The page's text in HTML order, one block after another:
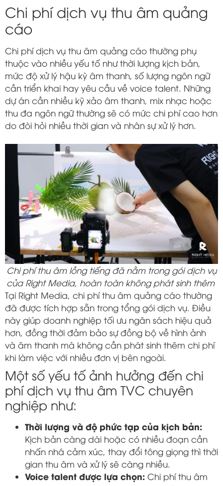
Chi phí dịch vụ thu âm quảng
cáo
Chi phí dịch vụ thu âm quảng cáo thường phụ
thuộc vào nhiều yếu tố như thời lượng kịch bản,
mức độ xử lý hậu kỳ âm thanh, số lượng ngôn ngữ
cần triển khai hay yêu cầu về voice talent. Những
dự án cần nhiều kỹ xảo âm thanh, mix nhạc hoặc
thu đa ngôn ngữ thường sẽ có mức chi phí cao hơn
do đòi hỏi nhiều thời gian và nhân sự xử lý hơn.
Chi phí thu âm lồng tiếng đã nằm trong gói dịch vụ
của Right Media, hoàn toàn không phát sinh thêm
Tại Right Media, chi phí thu âm quảng cáo thường
đã được tích hợp sẵn trong tổng gói dịch vụ. Điều
này giúp doanh nghiệp tối ưu ngân sách hiệu quả
hơn, đồng thời đảm bảo sự đồng bộ về hình ảnh
và âm thanh mà không cần phát sinh thêm chi phí
khi làm việc với nhiều đơn vị bên ngoài.
Một số yếu tố ảnh hưởng đến chi
phí dịch vụ thu âm TVC chuyên
nghiệp như:
Thời lượng và độ phức tạp của kịch bản:
Kịch bản càng dài hoặc có nhiều đoạn cần
nhấn nhá cảm xúc, thay đổi tông giọng thì thời
gian thu âm và xử lý sẽ càng nhiều.
Voice talent được lựa chọn: Chi phí thu âm